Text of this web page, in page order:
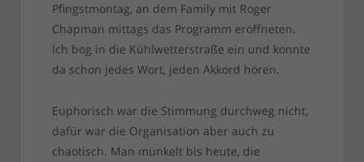
Pfingstmontag, an dem Family mit Roger
Chapman mittags das Programm eröffneten.
Ich bog in die Kühlwetterstraße ein und konnte
da schon jedes Wort, jeden Akkord hören.
Euphorisch war die Stimmung durchweg nicht,
dafür war die Organisation aber auch zu
chaotisch. Man munkelt bis heute, die